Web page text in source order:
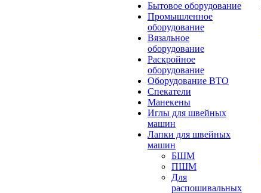
Бытовое оборудование
Промышленное
оборудование
Вязальное
оборудование
Раскройное
оборудование
Оборудование ВТО
Спекатели
Манекены
Иглы для швейных
машин
Лапки для швейных
машин
БШМ
ПШМ
Для
распошивальных